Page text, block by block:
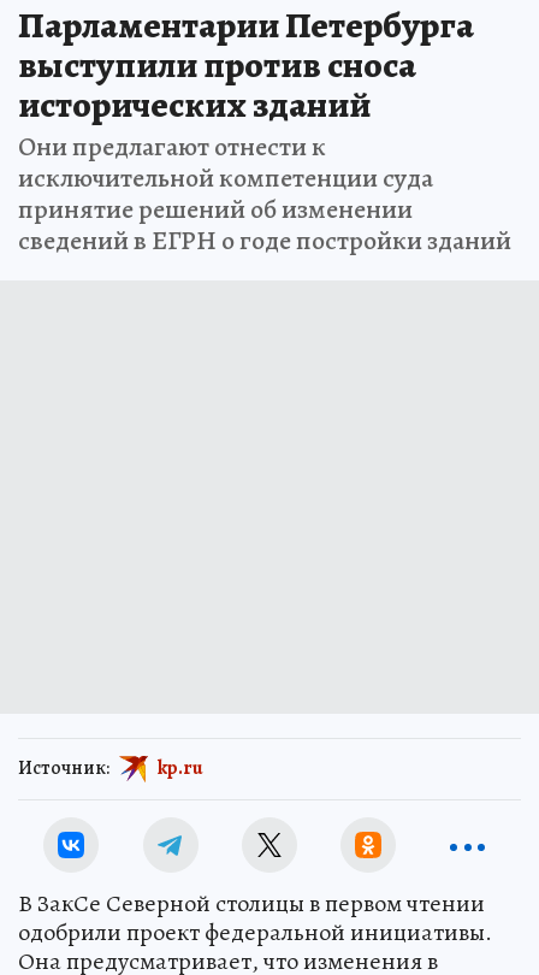
Парламентарии Петербурга
выступили против сноса
исторических зданий
Они предлагают отнести к
исключительной компетенции суда
принятие решений об изменении
сведений в ЕГРН о годе постройки зданий
Источник: kp.ru
В ЗакСе Северной столицы в первом чтении
одобрили проект федеральной инициативы.
Она предусматривает, что изменения в